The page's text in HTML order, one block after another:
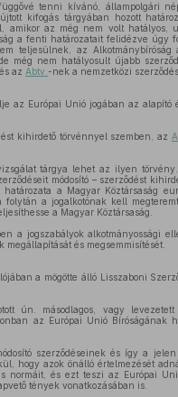
tenni kívánó, állampolgári
kifogás tárgyában hozott
amikor az még nem volt hatályos,
a fenti határozatait felidézve úgy
teljesülnek, az Alkotmánybíróság
még nem hatályosult újabb
az Abtv.-nek a nemzetközi
az Európai Unió jogában az alapító
kihirdető törvénnyel szemben, az
tárgya lehet az ilyen
módosító – szerződést
a Magyar Köztársaság
folytán a jogalkotónak kell
a Magyar Köztársaság.
a jogszabályok alkotmányossági
és megsemmisítését.
a mögötte álló Lisszaboni
ún. másodlagos, vagy
az Európai Unió Bíróságának
szerződéseinek és így a
hogy azok önálló értelmezését
normáit, és ezt teszi az Európai
tények vonatkozásában is.